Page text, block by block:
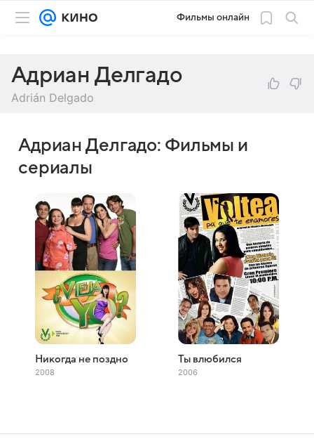
Фильмы онлайн
Адриан Делгадо
Adrián Delgado
Адриан Делгадо: Фильмы и
сериалы
Никогда не поздно
2008
Ты влюбился
2006